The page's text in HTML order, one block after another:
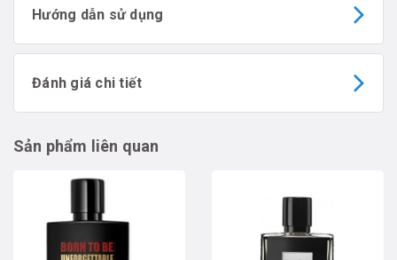
Hướng dẫn sử dụng
Đánh giá chi tiết
Sản phẩm liên quan